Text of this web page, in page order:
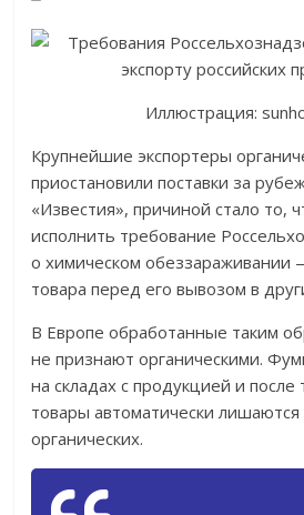
Иллюстрация:
Крупнейшие экспортеры
приостановили поставки за
«Известия», причиной стало то,
исполнить требование
о химическом
товара перед его вывозом в
В Европе обработанные таким
не признают органическими.
на складах с продукцией и после
товары автоматически лишаются
органических.